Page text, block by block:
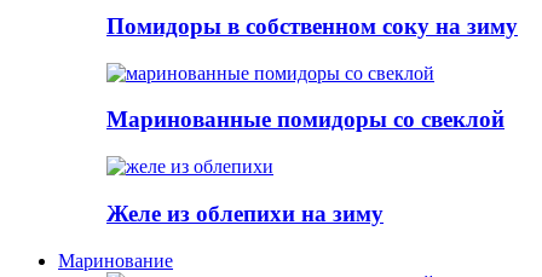
Помидоры в собственном соку на зиму
Маринованные помидоры со свеклой
Желе из облепихи на зиму
Маринование